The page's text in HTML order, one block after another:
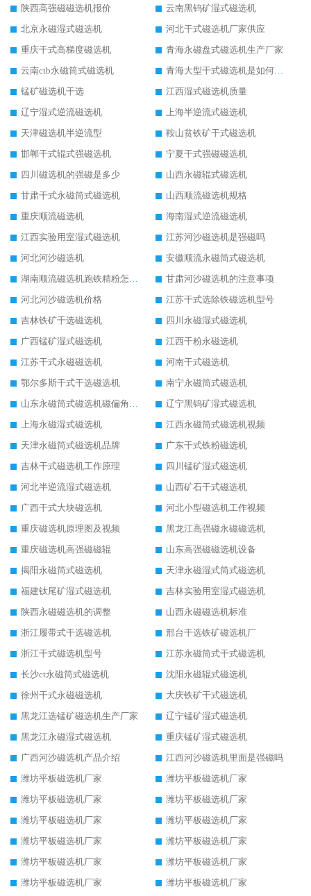
陕西高强磁磁选机报价
云南黑钨矿湿式磁选机
北京永磁湿式磁选机
河北干式磁选机厂家供应
重庆干式高梯度磁选机
青海永磁盘式磁选机生产厂家
云南ctb永磁筒式磁选机
青海大型干式磁选机是如何选矿的
锰矿磁选机干选
江西湿式磁选机质量
辽宁湿式逆流磁选机
上海半逆流式磁选机
天津磁选机半逆流型
鞍山贫铁矿干式磁选机
邯郸干式辊式强磁选机
宁夏干式强磁磁选机
四川磁选机的强磁是多少
山西永磁辊式磁选机
甘肃干式永磁筒式磁选机
山西顺流磁选机规格
重庆顺流磁选机
海南湿式逆流磁选机
江西实验用室湿式磁选机
江苏河沙磁选机是强磁吗
河北河沙磁选机
安徽顺流永磁筒式磁选机
湖南顺流磁选机跑铁精粉怎么处理
甘肃河沙磁选机的注意事项
河北河沙磁选机价格
江苏干式选除铁磁选机型号
吉林铁矿干选磁选机
四川永磁湿式磁选机
广西锰矿湿式磁选机
江西干粉永磁选机
江苏干式永磁磁选机
河南干式磁选机
鄂尔多斯干式干选磁选机
南宁永磁筒式磁选机
山东永磁筒式磁选机磁偏角怎么调整
辽宁黑钨矿湿式磁选机
上海永磁湿式磁选机
江西永磁筒式磁选机视频
天津永磁筒式磁选机品牌
广东干式铁粉磁选机
吉林干式磁选机工作原理
四川锰矿湿式磁选机
河北半逆流湿式磁选机
山西矿石干式磁选机
广西干式大块磁选机
河北小型磁选机工作视频
重庆磁选机原理图及视频
黑龙江高强磁永磁磁选机
重庆磁选机高强磁磁辊
山东高强磁磁选机设备
揭阳永磁筒式磁选机
天津永磁湿式筒式磁选机
福建钛尾矿湿式磁选机
吉林实验用室湿式磁选机
陕西永磁磁选机的调整
山西永磁磁选机标准
浙江履带式干选磁选机
邢台干选铁矿磁选机厂
浙江干式磁选机型号
江苏永磁筒式干式磁选机
长沙ct永磁筒式磁选机
沈阳永磁辊式磁选机
徐州干式永磁磁选机
大庆铁矿干式磁选机
黑龙江选锰矿磁选机生产厂家
辽宁锰矿湿式磁选机
黑龙江永磁湿式磁选机
重庆锰矿湿式磁选机
广西河沙磁选机产品介绍
江西河沙磁选机里面是强磁吗
潍坊平板磁选机厂家
潍坊平板磁选机厂家
潍坊平板磁选机厂家
潍坊平板磁选机厂家
潍坊平板磁选机厂家
潍坊平板磁选机厂家
潍坊平板磁选机厂家
潍坊平板磁选机厂家
潍坊平板磁选机厂家
潍坊平板磁选机厂家
潍坊平板磁选机厂家
潍坊平板磁选机厂家